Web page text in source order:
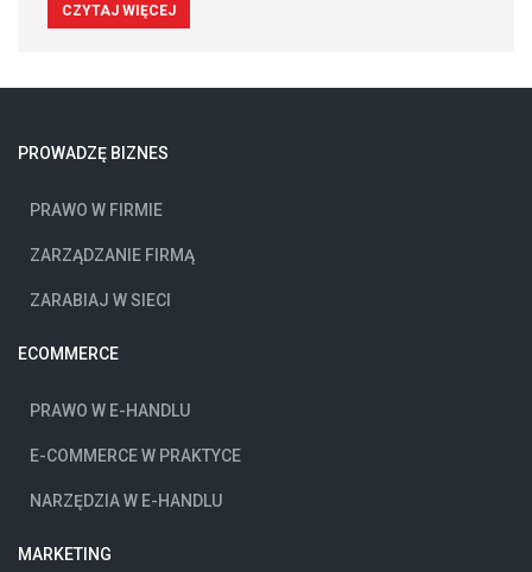
CZYTAJ WIĘCEJ
PROWADZĘ BIZNES
PRAWO W FIRMIE
ZARZĄDZANIE FIRMĄ
ZARABIAJ W SIECI
ECOMMERCE
PRAWO W E-HANDLU
E-COMMERCE W PRAKTYCE
NARZĘDZIA W E-HANDLU
MARKETING